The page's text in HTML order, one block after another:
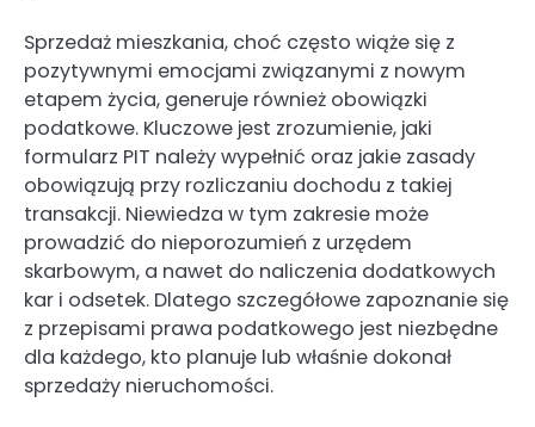
Sprzedaż mieszkania, choć często wiąże się z
pozytywnymi emocjami związanymi z nowym
etapem życia, generuje również obowiązki
podatkowe. Kluczowe jest zrozumienie, jaki
formularz PIT należy wypełnić oraz jakie zasady
obowiązują przy rozliczaniu dochodu z takiej
transakcji. Niewiedza w tym zakresie może
prowadzić do nieporozumień z urzędem
skarbowym, a nawet do naliczenia dodatkowych
kar i odsetek. Dlatego szczegółowe zapoznanie się
z przepisami prawa podatkowego jest niezbędne
dla każdego, kto planuje lub właśnie dokonał
sprzedaży nieruchomości.